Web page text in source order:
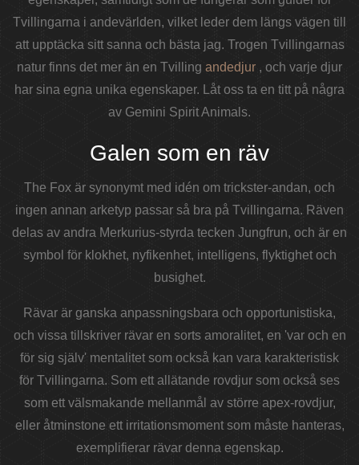
Tvillingarna i andevärlden, vilket leder dem längs vägen till
att upptäcka sitt sanna och bästa jag. Trogen Tvillingarnas
natur finns det mer än en Tvilling andedjur , och varje djur
har sina egna unika egenskaper. Låt oss ta en titt på några
av Gemini Spirit Animals.
Galen som en räv
The Fox är synonymt med idén om trickster-andan, och
ingen annan arketyp passar så bra på Tvillingarna. Räven
delas av andra Merkurius-styrda tecken Jungfrun, och är en
symbol för klokhet, nyfikenhet, intelligens, flyktighet och
busighet.
Rävar är ganska anpassningsbara och opportunistiska,
och vissa tillskriver rävar en sorts amoralitet, en 'var och en
för sig själv' mentalitet som också kan vara karakteristisk
för Tvillingarna. Som ett allätande rovdjur som också ses
som ett välsmakande mellanmål av större apex-rovdjur,
eller åtminstone ett irritationsmoment som måste hanteras,
exemplifierar rävar denna egenskap.